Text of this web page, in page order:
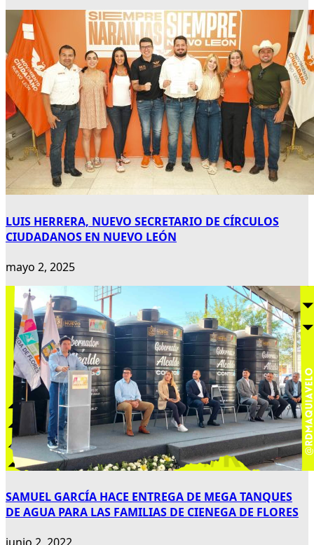
LUIS HERRERA, NUEVO SECRETARIO DE CÍRCULOS
CIUDADANOS EN NUEVO LEÓN
mayo 2, 2025
SAMUEL GARCÍA HACE ENTREGA DE MEGA TANQUES
DE AGUA PARA LAS FAMILIAS DE CIENEGA DE FLORES